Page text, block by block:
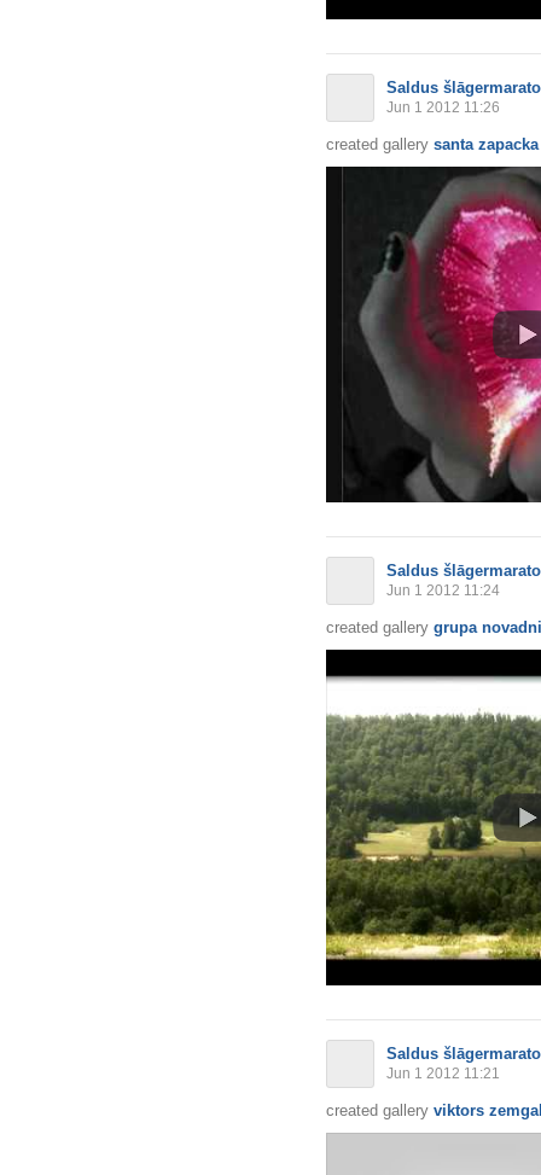
Saldus
Jun 1 2012 11:26
created gallery santa
Saldus
Jun 1 2012 11:24
created gallery grupa
Saldus
Jun 1 2012 11:21
created gallery viktors